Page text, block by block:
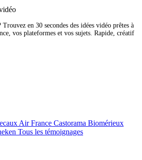
en 30 secondes des idées vidéo prêtes à
vos plateformes et vos sujets. Rapide, créatif
Air France Castorama Biomérieux
Tous les témoignages